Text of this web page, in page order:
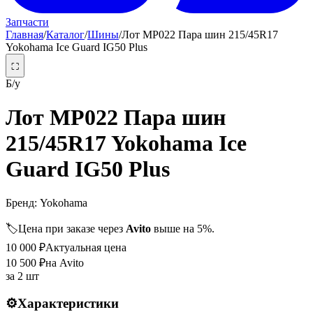
Запчасти
Главная/Каталог/Шины/Лот MP022 Пара шин 215/45R17
Yokohama Ice Guard IG50 Plus
⛶
Б/у
Лот MP022 Пара шин
215/45R17 Yokohama Ice
Guard IG50 Plus
Бренд: Yokohama
🏷️Цена при заказе через Avito выше на 5%.
10 000 ₽Актуальная цена
10 500 ₽на Avito
за 2 шт
⚙️Характеристики